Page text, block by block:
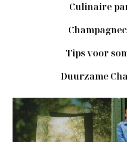
Culinaire
Tips voor
Duurzame